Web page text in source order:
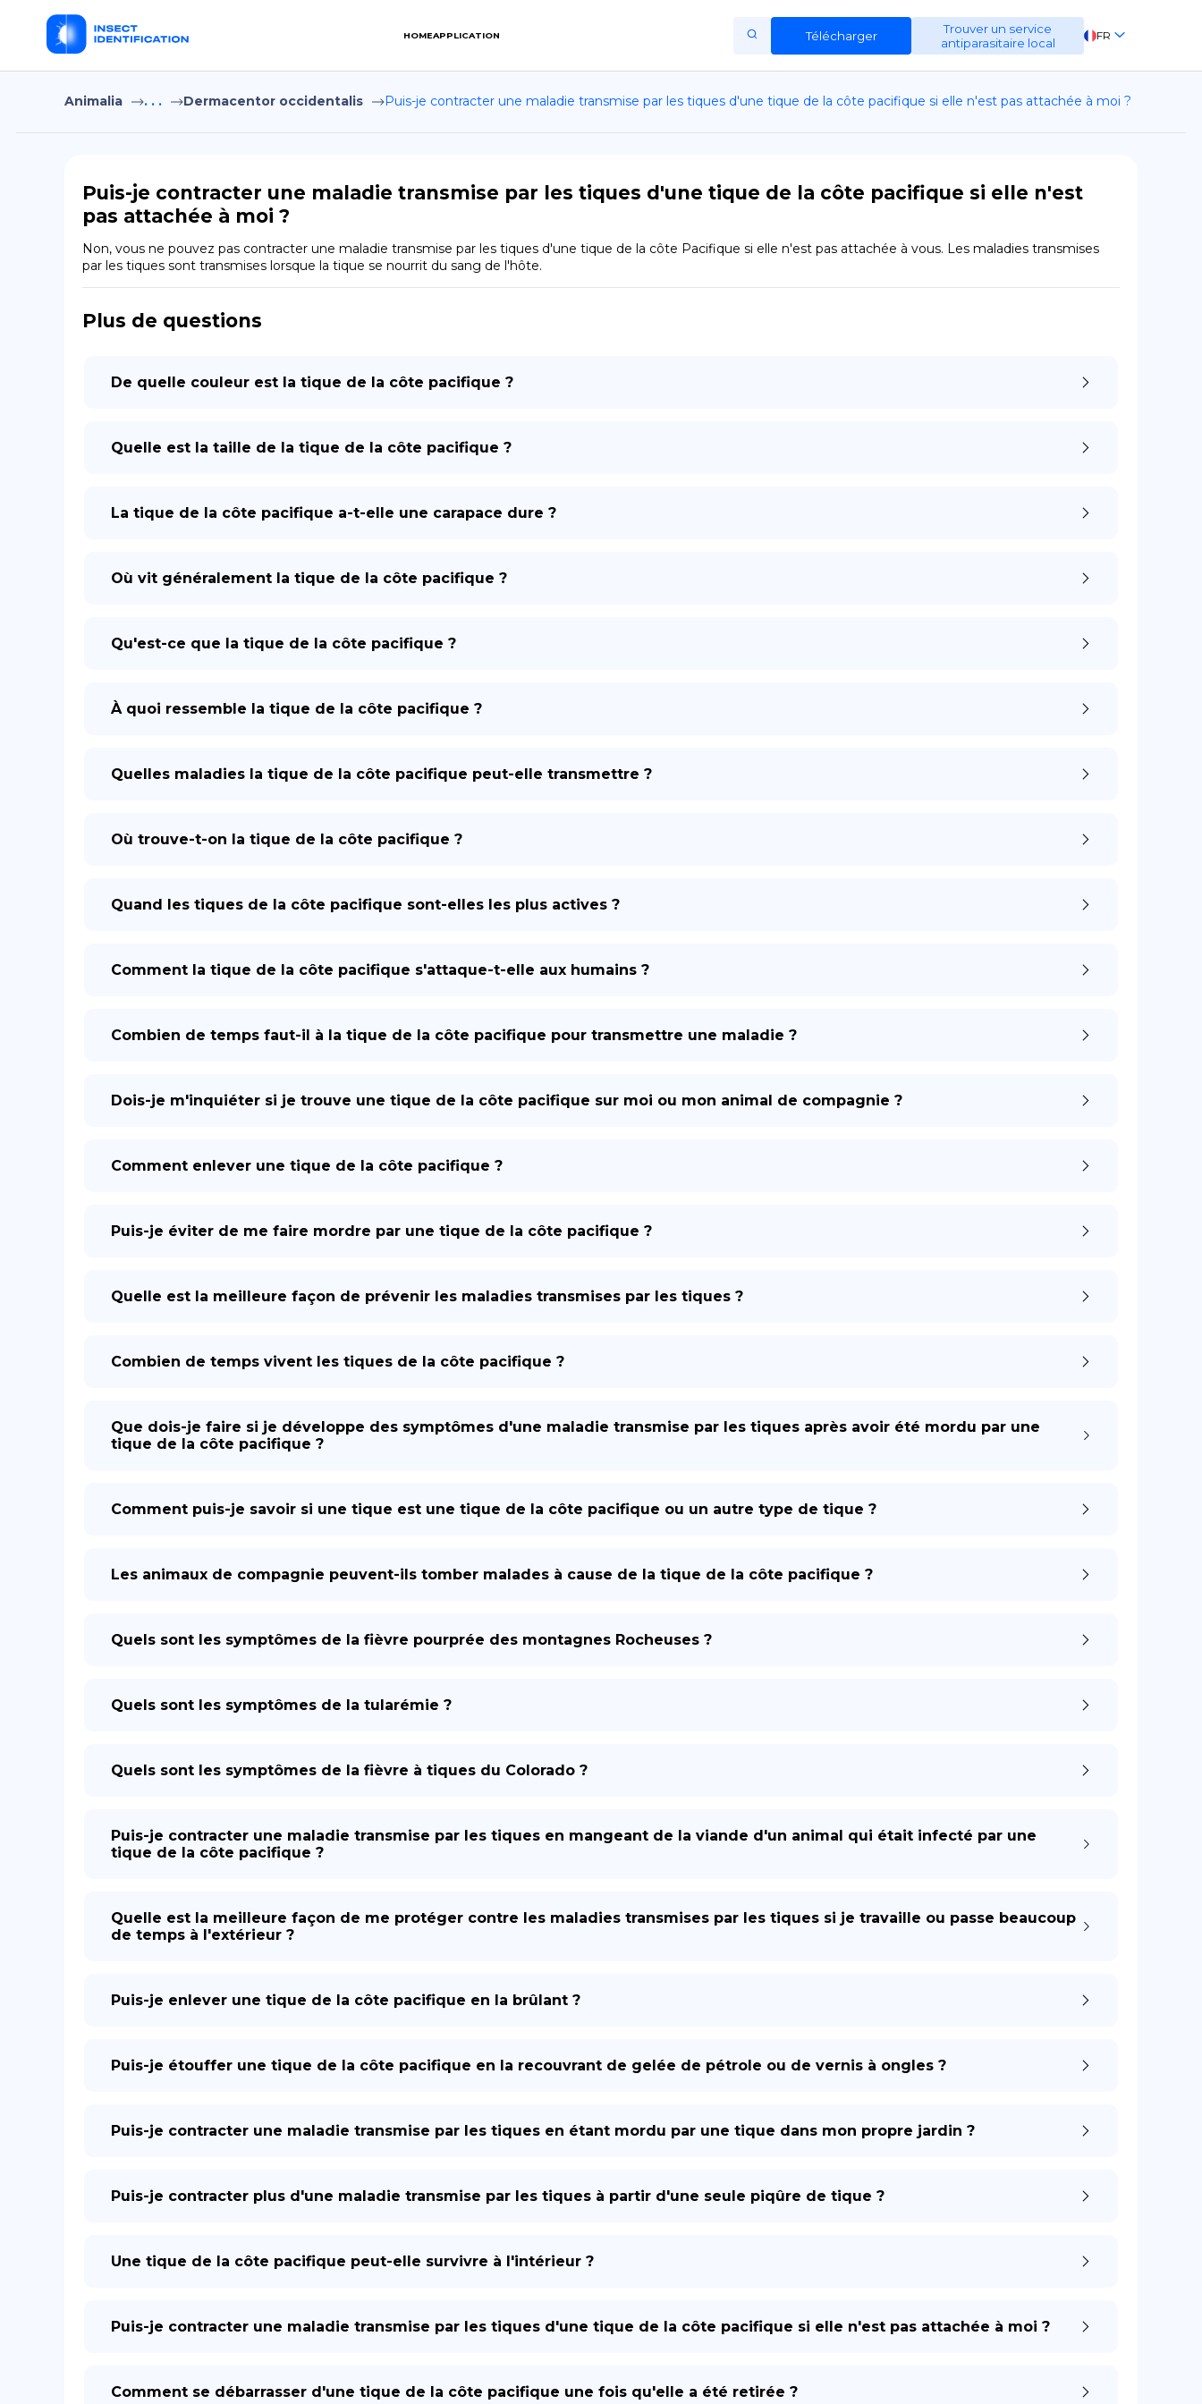
HOMEAPPLICATION Télécharger
Trouver un service
antiparasitaire local
FR
EN
ES
Home
Terms of Use
Copiright © Niro ID
Animalia . . . Dermacentor occidentalis Puis-je contracter une maladie transmise par les tiques d'une tique de la côte pacifique si elle n'est pas attachée à moi ?
Puis-je contracter une maladie transmise par les tiques d'une tique de la côte pacifique si elle n'est
pas attachée à moi ?
Non, vous ne pouvez pas contracter une maladie transmise par les tiques d'une tique de la côte Pacifique si elle n'est pas attachée à vous. Les maladies transmises
par les tiques sont transmises lorsque la tique se nourrit du sang de l'hôte.
Plus de questions
De quelle couleur est la tique de la côte pacifique ?
Quelle est la taille de la tique de la côte pacifique ?
La tique de la côte pacifique a-t-elle une carapace dure ?
Où vit généralement la tique de la côte pacifique ?
Qu'est-ce que la tique de la côte pacifique ?
À quoi ressemble la tique de la côte pacifique ?
Quelles maladies la tique de la côte pacifique peut-elle transmettre ?
Où trouve-t-on la tique de la côte pacifique ?
Quand les tiques de la côte pacifique sont-elles les plus actives ?
Comment la tique de la côte pacifique s'attaque-t-elle aux humains ?
Combien de temps faut-il à la tique de la côte pacifique pour transmettre une maladie ?
Dois-je m'inquiéter si je trouve une tique de la côte pacifique sur moi ou mon animal de compagnie ?
Comment enlever une tique de la côte pacifique ?
Puis-je éviter de me faire mordre par une tique de la côte pacifique ?
Quelle est la meilleure façon de prévenir les maladies transmises par les tiques ?
Combien de temps vivent les tiques de la côte pacifique ?
Que dois-je faire si je développe des symptômes d'une maladie transmise par les tiques après avoir été mordu par une
tique de la côte pacifique ?
Comment puis-je savoir si une tique est une tique de la côte pacifique ou un autre type de tique ?
Les animaux de compagnie peuvent-ils tomber malades à cause de la tique de la côte pacifique ?
Quels sont les symptômes de la fièvre pourprée des montagnes Rocheuses ?
Quels sont les symptômes de la tularémie ?
Quels sont les symptômes de la fièvre à tiques du Colorado ?
Puis-je contracter une maladie transmise par les tiques en mangeant de la viande d'un animal qui était infecté par une
tique de la côte pacifique ?
Quelle est la meilleure façon de me protéger contre les maladies transmises par les tiques si je travaille ou passe beaucoup
de temps à l'extérieur ?
Puis-je enlever une tique de la côte pacifique en la brûlant ?
Puis-je étouffer une tique de la côte pacifique en la recouvrant de gelée de pétrole ou de vernis à ongles ?
Puis-je contracter une maladie transmise par les tiques en étant mordu par une tique dans mon propre jardin ?
Puis-je contracter plus d'une maladie transmise par les tiques à partir d'une seule piqûre de tique ?
Une tique de la côte pacifique peut-elle survivre à l'intérieur ?
Puis-je contracter une maladie transmise par les tiques d'une tique de la côte pacifique si elle n'est pas attachée à moi ?
Comment se débarrasser d'une tique de la côte pacifique une fois qu'elle a été retirée ?